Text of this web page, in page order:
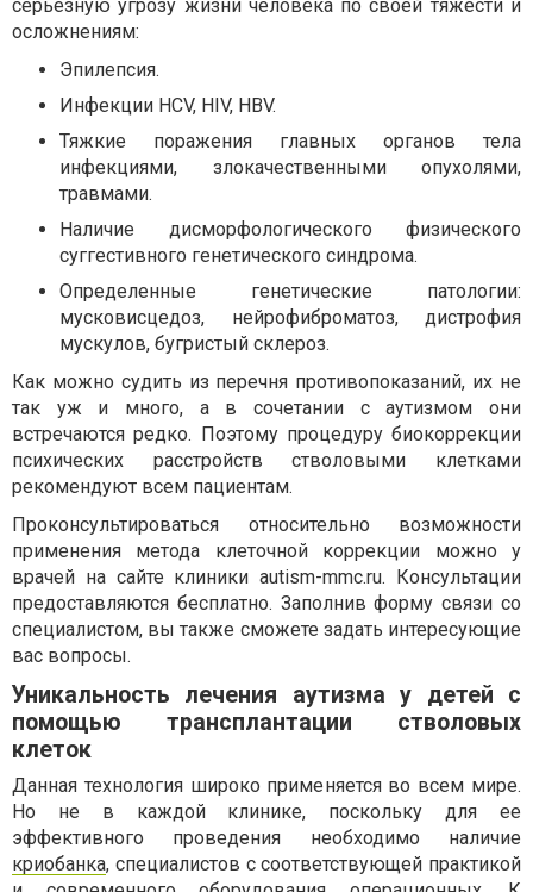
серьезную угрозу жизни человека по своей тяжести и
осложнениям:
Эпилепсия.
Инфекции HCV, HIV, HBV.
Тяжкие поражения главных органов тела
инфекциями, злокачественными опухолями,
травмами.
Наличие дисморфологического физического
суггестивного генетического синдрома.
Определенные генетические патологии:
мусковисцедоз, нейрофиброматоз, дистрофия
мускулов, бугристый склероз.
Как можно судить из перечня противопоказаний, их не
так уж и много, а в сочетании с аутизмом они
встречаются редко. Поэтому процедуру биокоррекции
психических расстройств стволовыми клетками
рекомендуют всем пациентам.
Проконсультироваться относительно возможности
применения метода клеточной коррекции можно у
врачей на сайте клиники autism-mmc.ru. Консультации
предоставляются бесплатно. Заполнив форму связи со
специалистом, вы также сможете задать интересующие
вас вопросы.
Уникальность лечения аутизма у детей с
помощью трансплантации стволовых
клеток
Данная технология широко применяется во всем мире.
Но не в каждой клинике, поскольку для ее
эффективного проведения необходимо наличие
криобанка, специалистов с соответствующей практикой